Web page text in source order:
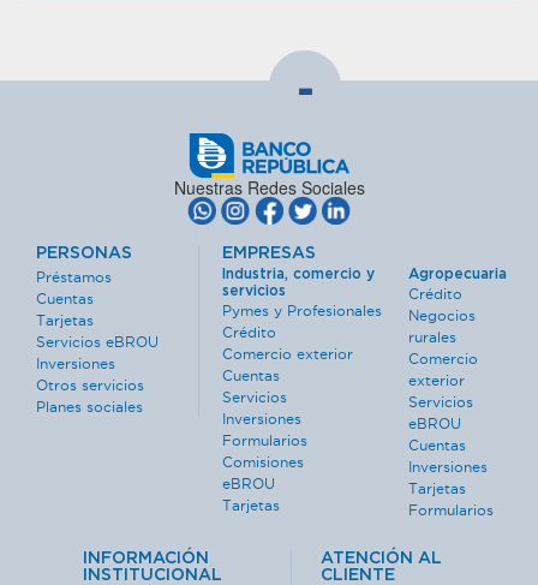
-
Nuestras Redes Sociales
PERSONAS
Préstamos
Cuentas
Tarjetas
Servicios eBROU
Inversiones
Otros servicios
Planes sociales
EMPRESAS
Industria, comercio y
servicios
Pymes y Profesionales
Crédito
Comercio exterior
Cuentas
Servicios
Inversiones
Formularios
Comisiones
eBROU
Tarjetas
Agropecuaria
Crédito
Negocios
rurales
Comercio
exterior
Servicios
eBROU
Cuentas
Inversiones
Tarjetas
Formularios
INFORMACIÓN
INSTITUCIONAL
ATENCIÓN AL
CLIENTE